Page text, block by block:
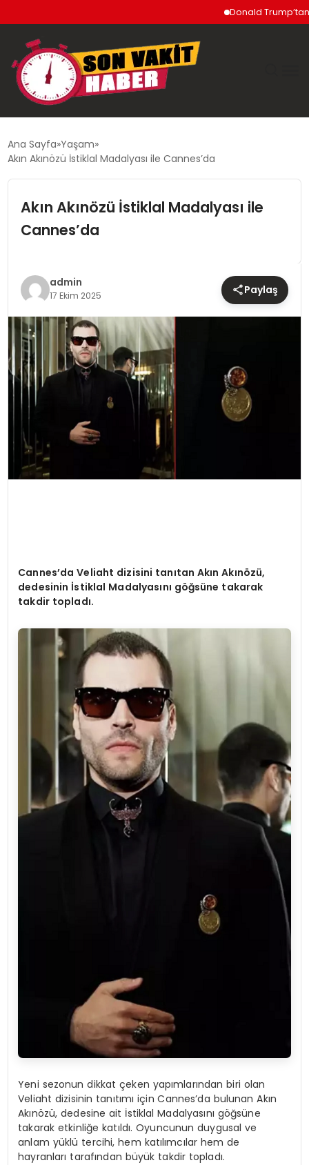
Donald Trump’tan
DÜNYA
SPOR
TEKNOLOJI
YAŞAM
Ana Sayfa Yaşam
Akın Akınözü İstiklal Madalyası ile Cannes’da
Akın Akınözü İstiklal Madalyası ile
Cannes’da
admin
17 Ekim 2025 Paylaş
Cannes’da Veliaht dizisini tanıtan Akın Akınözü,
dedesinin İstiklal Madalyasını göğsüne takarak
takdir topladı.
Yeni sezonun dikkat çeken yapımlarından biri olan
Veliaht dizisinin tanıtımı için Cannes’da bulunan Akın
Akınözü, dedesine ait İstiklal Madalyasını göğsüne
takarak etkinliğe katıldı. Oyuncunun duygusal ve
anlam yüklü tercihi, hem katılımcılar hem de
hayranları tarafından büyük takdir topladı.